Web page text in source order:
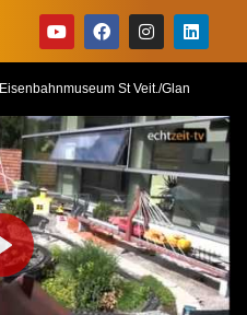
Eisenbahnmuseum St Veit./Glan
PLAY